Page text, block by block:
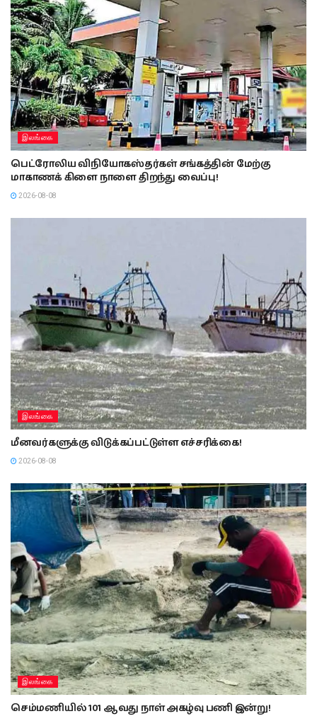
இலங்கை
பெட்ரோலிய விநியோகஸ்தர்கள் சங்கத்தின் மேற்கு
மாகாணக் கிளை நாளை திறந்து வைப்பு!
2026-08-08
இலங்கை
மீனவர்களுக்கு விடுக்கப்பட்டுள்ள எச்சரிக்கை!
2026-08-08
இலங்கை
செம்மணியில் 101 ஆவது நாள் அகழ்வு பணி இன்று!